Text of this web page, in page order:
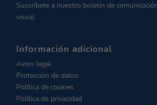
Suscríbete a nuestro boletín de
visual
Información adicional
Aviso legal
Protección de datos
Política de cookies
Política de privacidad